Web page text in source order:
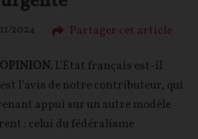
2024 Partager cet article
L’État français est-il
l’avis de notre contributeur, qui
appui sur un autre modèle
: celui du fédéralisme